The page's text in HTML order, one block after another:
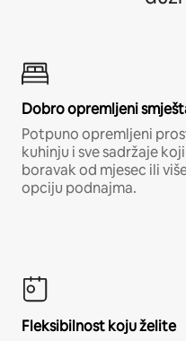
Dobro opremljeni
Potpuno opremljeni
kuhinju i sve sadržaje
boravak od mjesec ili
opciju podnajma.
Fleksibilnost koju želite